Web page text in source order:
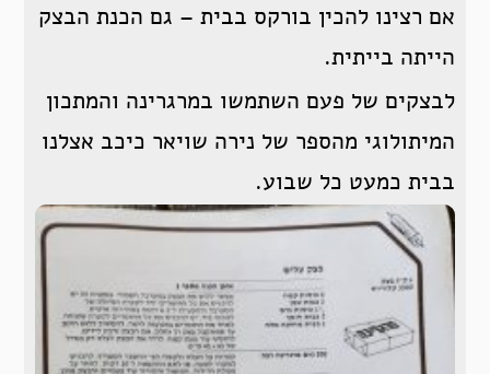
אם רצינו להכין בורקס בבית – גם הכנת הבצק
הייתה בייתית.
לבצקים של פעם השתמשו במרגרינה והמתכון
המיתולוגי מהספר של נירה שויאר כיכב אצלנו
בבית כמעט כל שבוע.